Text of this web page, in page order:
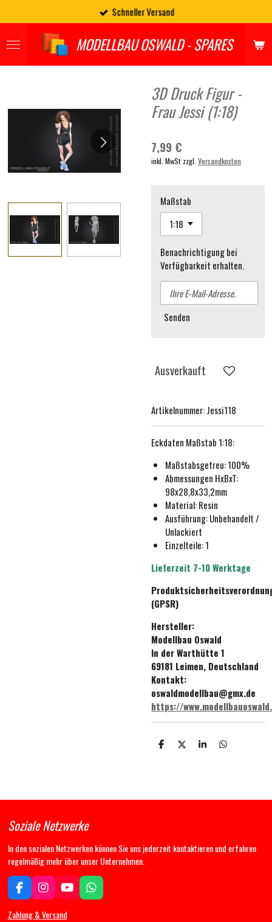
Hauptinhalt
springen
MODELLBAU OSWALD - SPARES
Schneller Versand
3D Druck Figur -
Frau Jessi (1:18)
7,99 €
inkl. MwSt zzgl. Versandkosten
Maßstab
Benachrichtigung bei
Verfügbarkeit erhalten.
Senden
Ausverkauft
Artikelnummer:Jessi118
Eckdaten Maßstab 1:18:
Maßstabsgetreu:100%
Abmessungen HxBxT:
98x28,8x33,2mm
Material: Resin
Ausführung:Unbehandelt /
Unlackiert
Einzelteile: 1
Lieferzeit 7-10 Werktage
(GPSR)
Hersteller:
Modellbau Oswald
In der Warthütte 1
69181 Leimen, Deutschland
Kontakt:
oswaldmodellbau@gmx.de
https://
T T T T
Soziale Netzwerke
In den sozialen Netzwerken können Sie uns jederzeit kontaktieren und erfahren
regelmäßig mehr über unser Unternehmen.
F
a
c
I
n
s
Y
o
u
W
h
Zahlung & Versand